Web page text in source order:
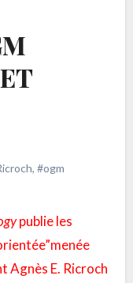
, #ogm
publie les
Agnès E. Ricroch